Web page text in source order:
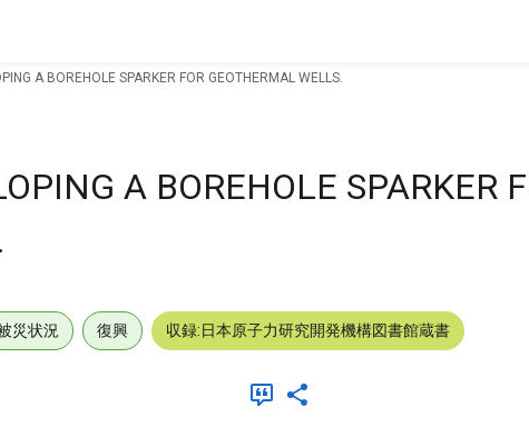
A BOREHOLE SPARKER FOR GEOTHERMAL WELLS.
A BOREHOLE SPARKER
災状況 復興 収録:日本原子力研究開発機構図書館蔵書